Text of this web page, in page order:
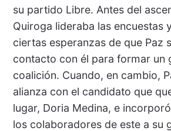
su partido Libre. Antes del
Quiroga lideraba las encuestas
ciertas esperanzas de que Paz
contacto con él para formar un
coalición. Cuando, en cambio,
alianza con el candidato que
lugar, Doria Medina, e
los colaboradores de este a su